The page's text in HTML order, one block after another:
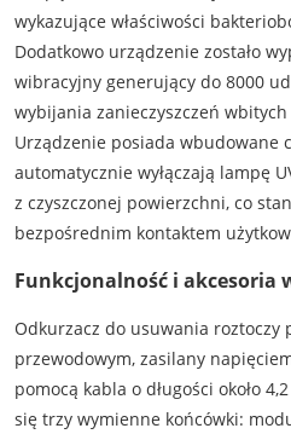
wykazujące właściwości
Dodatkowo urządzenie zostało
wibracyjny generujący do 8000
wybijania zanieczyszczeń
Urządzenie posiada wbudowane
automatycznie wyłączają lampę
z czyszczonej powierzchni, co
bezpośrednim kontaktem
Funkcjonalność i akcesoria
Odkurzacz do usuwania roztoczy
przewodowym, zasilany
pomocą kabla o długości około
się trzy wymienne końcówki: